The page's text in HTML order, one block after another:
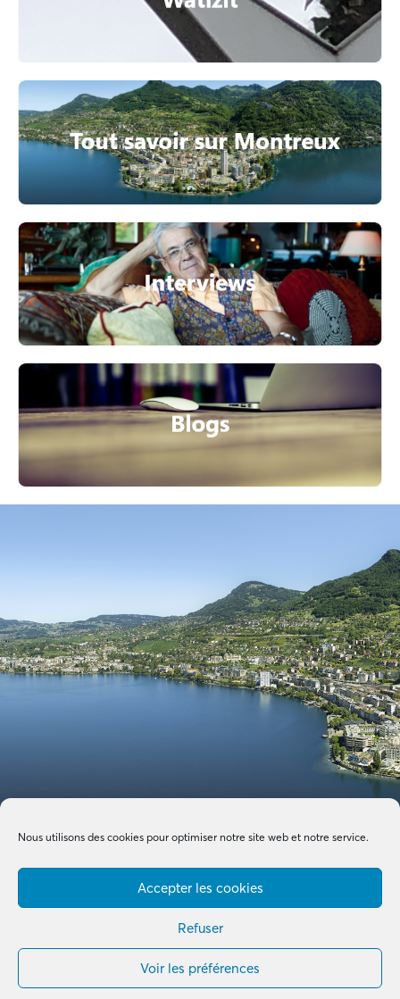
Nous utilisons des cookies pour optimiser notre site web et notre service.
Accepter les cookies
Refuser
Voir les préférences